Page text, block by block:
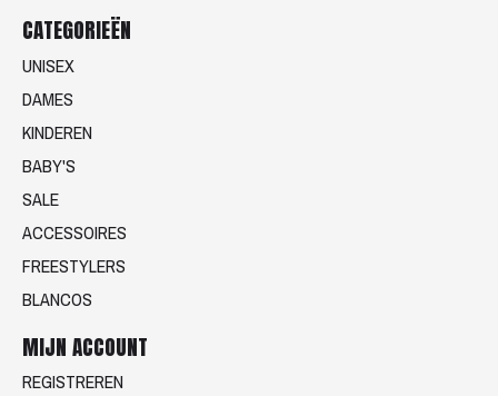
CATEGORIEËN
UNISEX
DAMES
KINDEREN
BABY'S
SALE
ACCESSOIRES
FREESTYLERS
BLANCOS
MIJN ACCOUNT
REGISTREREN